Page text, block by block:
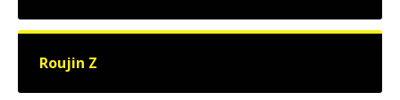
Roujin Z